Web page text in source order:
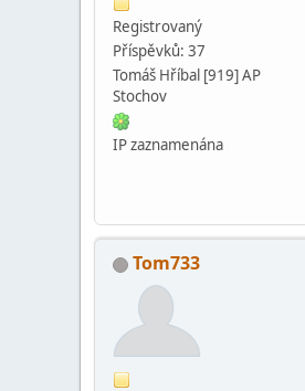
Registrovaný
Příspěvků: 37
Tomáš Hříbal [919] AP
Stochov
IP zaznamenána
Tom733